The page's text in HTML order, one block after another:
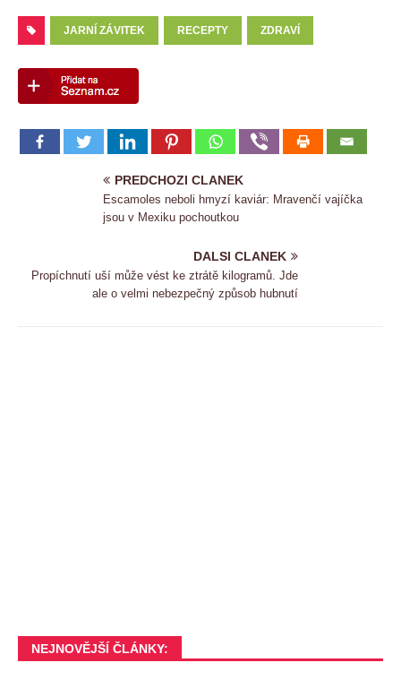
JARNÍ ZÁVITEK RECEPTY ZDRAVÍ
PREDCHOZI CLANEK
Escamoles neboli hmyzí kaviár: Mravenčí vajíčka
jsou v Mexiku pochoutkou
DALSI CLANEK
Propíchnutí uší může vést ke ztrátě kilogramů. Jde
ale o velmi nebezpečný způsob hubnutí
NEJNOVĚJŠÍ ČLÁNKY: